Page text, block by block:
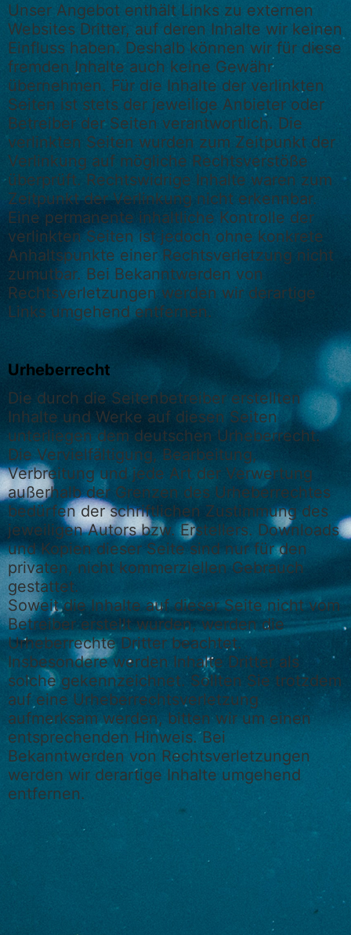
Unser Angebot enthält Links zu externen
Websites Dritter, auf deren Inhalte wir keinen
Einfluss haben. Deshalb können wir für diese
fremden Inhalte auch keine Gewähr
übernehmen. Für die Inhalte der verlinkten
Seiten ist stets der jeweilige Anbieter oder
Betreiber der Seiten verantwortlich. Die
verlinkten Seiten wurden zum Zeitpunkt der
Verlinkung auf mögliche Rechtsverstöße
überprüft. Rechtswidrige Inhalte waren zum
Zeitpunkt der Verlinkung nicht erkennbar.
Eine permanente inhaltliche Kontrolle der
verlinkten Seiten ist jedoch ohne konkrete
Anhaltspunkte einer Rechtsverletzung nicht
zumutbar. Bei Bekanntwerden von
Rechtsverletzungen werden wir derartige
Links umgehend entfernen.
Urheberrecht
Die durch die Seitenbetreiber erstellten
Inhalte und Werke auf diesen Seiten
unterliegen dem deutschen Urheberrecht.
Die Vervielfältigung, Bearbeitung,
Verbreitung und jede Art der Verwertung
außerhalb der Grenzen des Urheberrechtes
bedürfen der schriftlichen Zustimmung des
jeweiligen Autors bzw. Erstellers. Downloads
und Kopien dieser Seite sind nur für den
privaten, nicht kommerziellen Gebrauch
gestattet.
Soweit die Inhalte auf dieser Seite nicht vom
Betreiber erstellt wurden, werden die
Urheberrechte Dritter beachtet.
Insbesondere werden Inhalte Dritter als
solche gekennzeichnet. Sollten Sie trotzdem
auf eine Urheberrechtsverletzung
aufmerksam werden, bitten wir um einen
entsprechenden Hinweis. Bei
Bekanntwerden von Rechtsverletzungen
werden wir derartige Inhalte umgehend
entfernen.